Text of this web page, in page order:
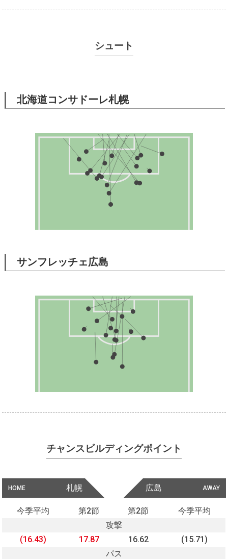
シュート
北海道コンサドーレ札幌
サンフレッチェ広島
チャンスビルディングポイント
HOME 札幌 AWAY
広島
今季平均 第2節 第2節
今季平均
攻撃
(16.43)
17.87 16.62
(15.71)
パス